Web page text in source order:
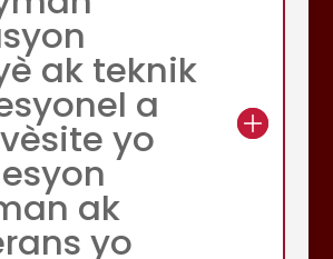
ak teknik
a
yo
ak
yo